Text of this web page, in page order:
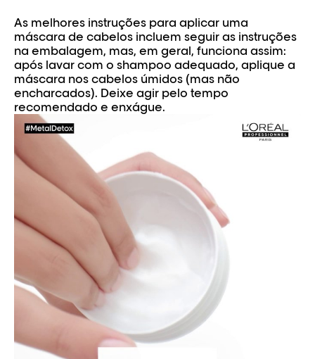
As melhores instruções para aplicar uma
máscara de cabelos incluem seguir as instruções
na embalagem, mas, em geral, funciona assim:
após lavar com o shampoo adequado, aplique a
máscara nos cabelos úmidos (mas não
encharcados). Deixe agir pelo tempo
recomendado e enxágue.